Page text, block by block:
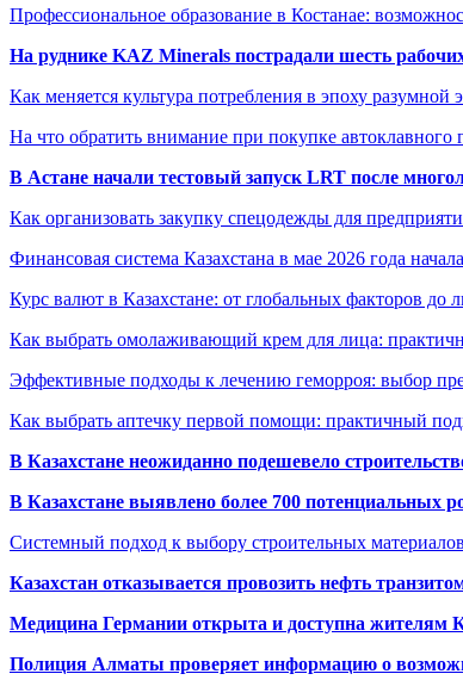
Профессиональное образование в Костанае:
На руднике KAZ Minerals пострадали шесть
Как меняется культура потребления в эпоху разумной
На что обратить внимание при покупке автоклавного
В Астане начали тестовый запуск LRT после
Как организовать закупку спецодежды для
Финансовая система Казахстана в мае 2026 года
Курс валют в Казахстане: от глобальных факторов до
Как выбрать омолаживающий крем для лица:
Эффективные подходы к лечению геморроя: выбор
Как выбрать аптечку первой помощи: практичный
В Казахстане неожиданно подешевело
В Казахстане выявлено более 700 потенциальных
Системный подход к выбору строительных
Казахстан отказывается провозить нефть
Медицина Германии открыта и доступна жителям
Полиция Алматы проверяет информацию о